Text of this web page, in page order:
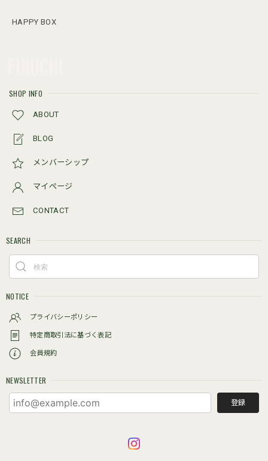
HAPPY BOX
SHOP INFO
ABOUT
BLOG
メンバーシップ
マイページ
CONTACT
SEARCH
NOTICE
プライバシーポリシー
特定商取引法に基づく表記
会員規約
NEWSLETTER
登録